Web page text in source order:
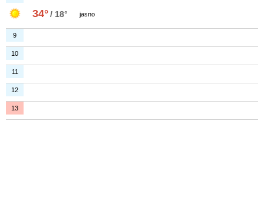
34°/ 18° jasno
9
10
11
12
13